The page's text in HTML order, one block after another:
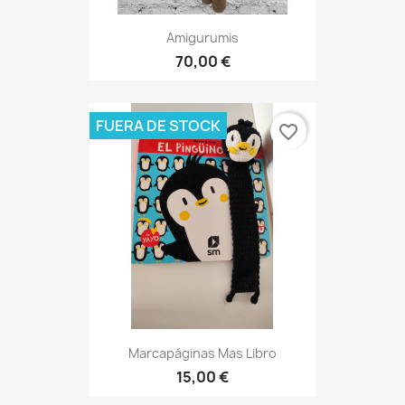
Amigurumis
70,00 €
Marcapáginas Mas Libro
15,00 €
FUERA DE STOCK favorite_border